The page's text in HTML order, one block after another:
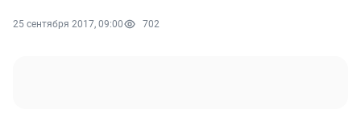
25 сентября 2017, 09:00 702